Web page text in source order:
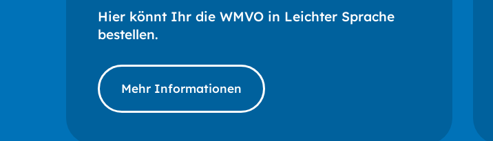
Hier könnt Ihr die WMVO in Leichter Sprache
bestellen.
Mehr Informationen